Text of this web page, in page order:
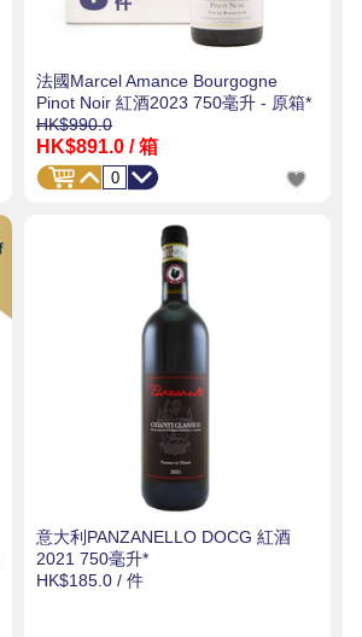
法國Marcel Amance Bourgogne
Pinot Noir 紅酒2023 750毫升 - 原箱*
HK$990.0
HK$891.0 / 箱
意大利PANZANELLO DOCG 紅酒
2021 750毫升*
HK$185.0 / 件